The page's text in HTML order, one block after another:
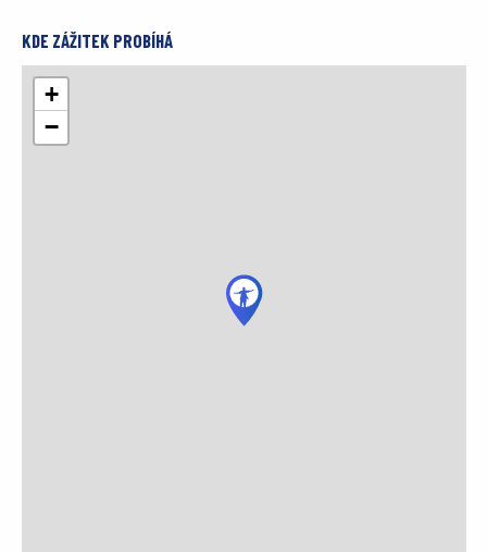
KDE ZÁŽITEK PROBÍHÁ
+
−